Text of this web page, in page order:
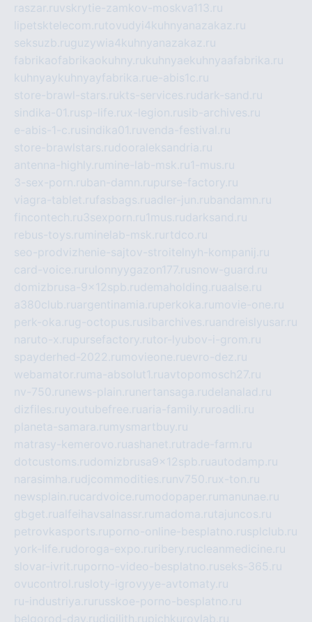
raszar.ruvskrytie-zamkov-moskva113.ru
lipetsktelecom.rutovudyi4kuhnyanazakaz.ru
seksuzb.ruguzywia4kuhnyanazakaz.ru
fabrikaofabrikaokuhny.rukuhnyaekuhnyaafabrika.ru
kuhnyaykuhnyayfabrika.rue-abis1c.ru
store-brawl-stars.rukts-services.rudark-sand.ru
sindika-01.rusp-life.rux-legion.rusib-archives.ru
e-abis-1-c.rusindika01.ruvenda-festival.ru
store-brawlstars.rudooraleksandria.ru
antenna-highly.ru mine-lab-msk.ru1-mus.ru
3-sex-porn.ruban-damn.rupurse-factory.ru
viagra-tablet.rufasbags.ruadler-jun.rubandamn.ru
fincontech.ru3sexporn.ru1mus.rudarksand.ru
rebus-toys.ru minelab-msk.ru rtdco.ru
seo-prodvizhenie-sajtov-stroitelnyh-kompanij.ru
card-voice.ru rulonnyygazon177.rusnow-guard.ru
domizbrusa-9x12spb.rudemaholding.ruaalse.ru
a380club.ruargentinamia.ruperkoka.ru movie-one.ru
perk-oka.rug-octopus.rusibarchives.ruandreislyusar.ru
naruto-x.rupursefactory.rutor-lyubov-i-grom.ru
spayderhed-2022.ru movieone.ruevro-dez.ru
webamator.ru ma-absolut1.ruavtopomosch27.ru
nv-750.ru news-plain.ru nertansaga.rudelanalad.ru
dizfiles.ruyoutubefree.ruaria-family.ru roadli.ru
planeta-samara.ru mysmartbuy.ru
matrasy-kemerovo.ruashanet.rutrade-farm.ru
dotcustoms.rudomizbrusa9x12spb.ruautodamp.ru
narasimha.rudjcommodities.ru nv750.rux-ton.ru
newsplain.rucardvoice.ru modopaper.ru manunae.ru
gbget.rualfeihavsalnassr.ru madoma.rutajuncos.ru
petrovkasports.ruporno-online-besplatno.rusplclub.ru
york-life.rudoroga-expo.ru ribery.rucleanmedicine.ru
slovar-ivrit.ruporno-video-besplatno.ruseks-365.ru
ovucontrol.rusloty-igrovyye-avtomaty.ru
ru-industriya.ru russkoe-porno-besplatno.ru
belgorod-day.rudigilith.rupichkurovlab.ru